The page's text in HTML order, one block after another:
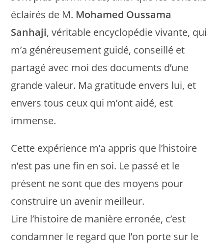
éclairés de M. Mohamed Oussama
Sanhaji, véritable encyclopédie vivante, qui
m’a généreusement guidé, conseillé et
partagé avec moi des documents d’une
grande valeur. Ma gratitude envers lui, et
envers tous ceux qui m’ont aidé, est
immense.
Cette expérience m’a appris que l’histoire
n’est pas une fin en soi. Le passé et le
présent ne sont que des moyens pour
construire un avenir meilleur.
Lire l’histoire de manière erronée, c’est
condamner le regard que l’on porte sur le